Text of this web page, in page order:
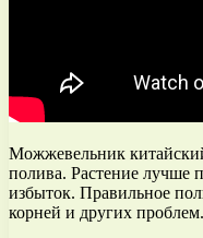
Можжевельник
полива. Растение лучше
избыток. Правильное
корней и других проблем.